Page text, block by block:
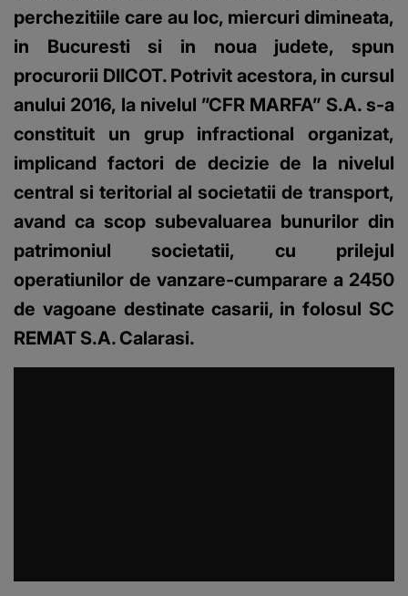
perchezitiile care au loc, miercuri dimineata,
in Bucuresti si in noua judete, spun
procurorii DIICOT. Potrivit acestora, in cursul
anului 2016, la nivelul ”CFR MARFA” S.A. s-a
constituit un grup infractional organizat,
implicand factori de decizie de la nivelul
central si teritorial al societatii de transport,
avand ca scop subevaluarea bunurilor din
patrimoniul societatii, cu prilejul
operatiunilor de vanzare-cumparare a 2450
de vagoane destinate casarii, in folosul SC
REMAT S.A. Calarasi.